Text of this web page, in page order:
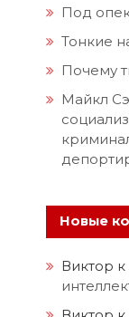
Под
Тонкие
Почему
Майкл
Новые
Виктор к